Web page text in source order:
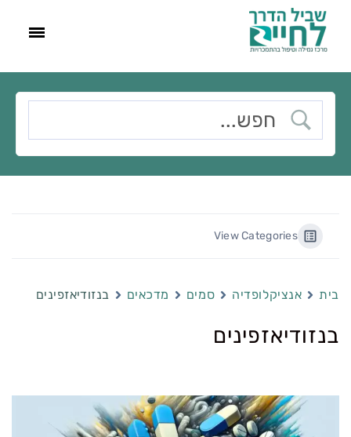
View Categories
בית אנציקלופדיה סמים מדכאים בנזודיאזפינים
בנזודיאזפינים